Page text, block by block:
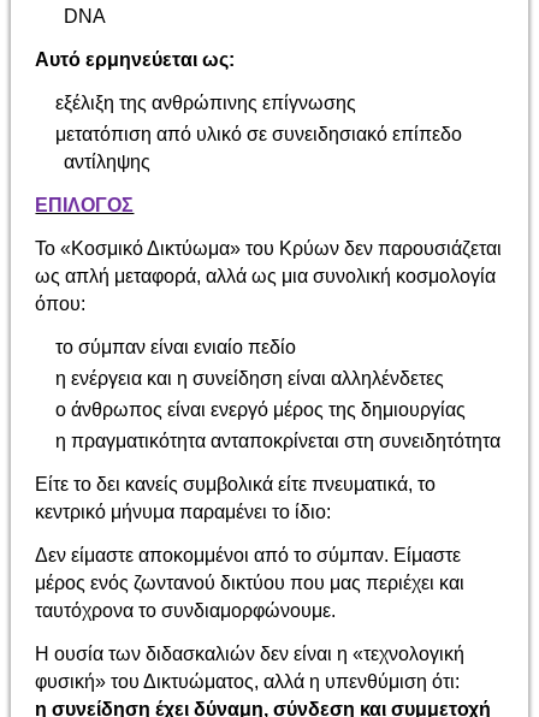
DNA
Αυτό ερμηνεύεται ως:
εξέλιξη της ανθρώπινης επίγνωσης
μετατόπιση από υλικό σε συνειδησιακό επίπεδο
αντίληψης
ΕΠΙΛΟΓΟΣ
Το «Κοσμικό Δικτύωμα» του Κρύων δεν παρουσιάζεται
ως απλή μεταφορά, αλλά ως μια συνολική κοσμολογία
όπου:
το σύμπαν είναι ενιαίο πεδίο
η ενέργεια και η συνείδηση είναι αλληλένδετες
ο άνθρωπος είναι ενεργό μέρος της δημιουργίας
η πραγματικότητα ανταποκρίνεται στη συνειδητότητα
Είτε το δει κανείς συμβολικά είτε πνευματικά, το
κεντρικό μήνυμα παραμένει το ίδιο:
Δεν είμαστε αποκομμένοι από το σύμπαν. Είμαστε
μέρος ενός ζωντανού δικτύου που μας περιέχει και
ταυτόχρονα το συνδιαμορφώνουμε.
Η ουσία των διδασκαλιών δεν είναι η «τεχνολογική
φυσική» του Δικτυώματος, αλλά η υπενθύμιση ότι:
η συνείδηση έχει δύναμη, σύνδεση και συμμετοχή